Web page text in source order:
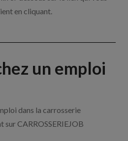
en cliquant.
un emploi
dans la carrosserie
CARROSSERIEJOB